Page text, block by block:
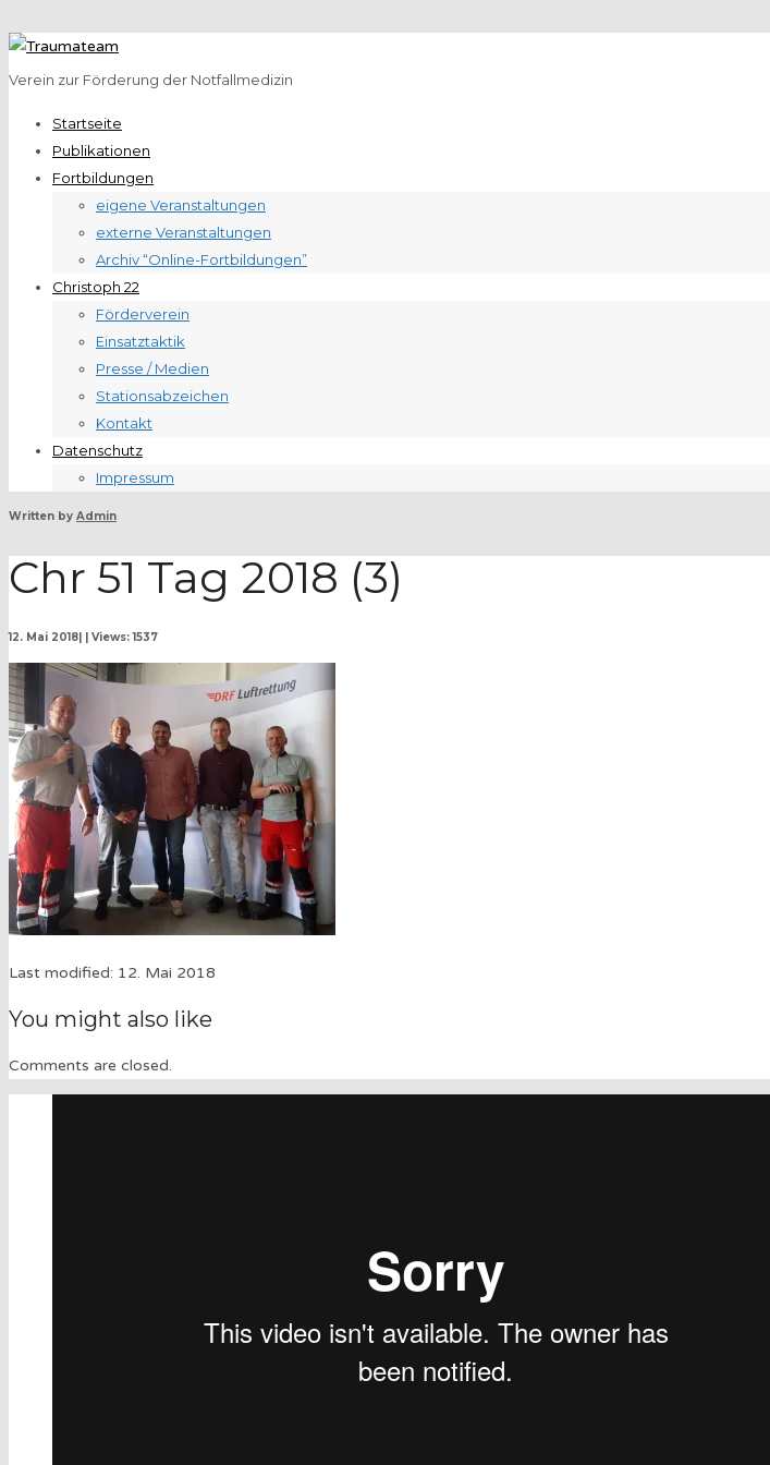
Verein zur Förderung der Notfallmedizin
Startseite
Publikationen
Fortbildungen
eigene Veranstaltungen
externe Veranstaltungen
Archiv “Online-Fortbildungen”
Christoph 22
Förderverein
Einsatztaktik
Presse / Medien
Stationsabzeichen
Kontakt
Datenschutz
Impressum
Written by Admin
Chr 51 Tag 2018 (3)
12. Mai 2018 Views: 1537
Last modified: 12. Mai 2018
You might also like
Comments are closed.